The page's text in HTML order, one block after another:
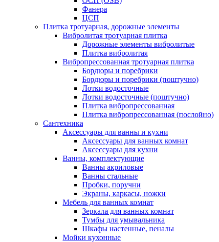
Фанера
ЦСП
Плитка тротуарная, дорожные элементы
Вибролитая тротуарная плитка
Дорожные элементы вибролитые
Плитка вибролитая
Вибропрессованная тротуарная плитка
Бордюры и поребрики
Бордюры и поребрики (поштучно)
Лотки водосточные
Лотки водосточные (поштучно)
Плитка вибропрессованная
Плитка вибропрессованная (послойно)
Сантехника
Аксессуары для ванны и кухни
Аксессуары для ванных комнат
Аксессуары для кухни
Ванны, комплектующие
Ванны акриловые
Ванны стальные
Пробки, поручни
Экраны, каркасы, ножки
Мебель для ванных комнат
Зеркала для ванных комнат
Тумбы для умывальника
Шкафы настенные, пеналы
Мойки кухонные